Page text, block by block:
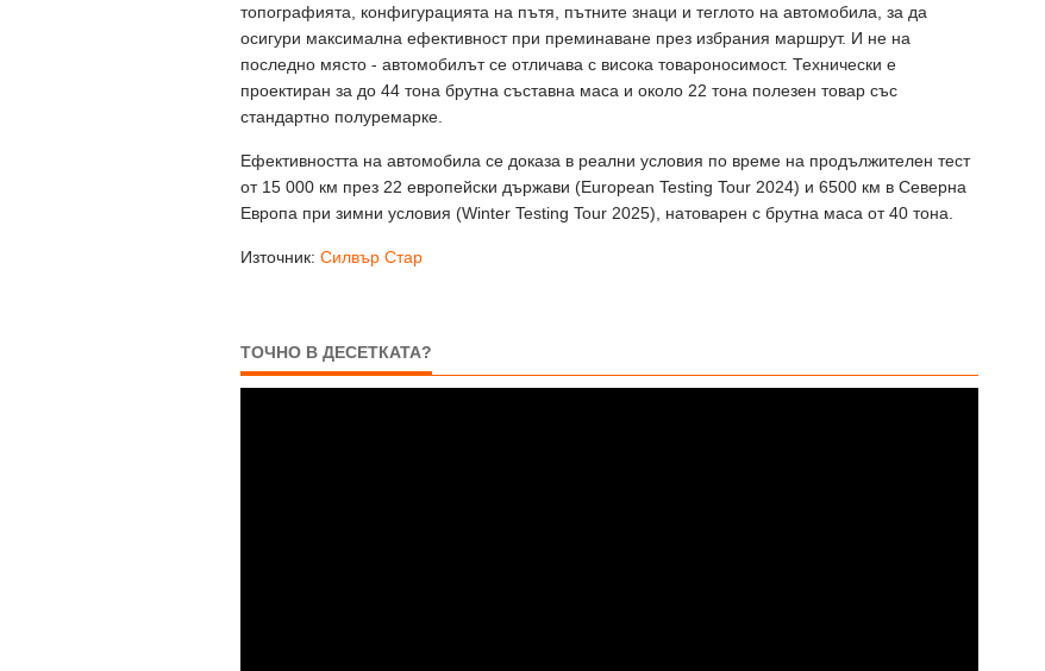
топографията, конфигурацията на пътя, пътните знаци и теглото на автомобила, за да
осигури максимална ефективност при преминаване през избрания маршрут. И не на
последно място - автомобилът се отличава с висока товароносимост. Технически е
проектиран за до 44 тона брутна съставна маса и около 22 тона полезен товар със
стандартно полуремарке.
Ефективността на автомобила се доказа в реални условия по време на продължителен тест
от 15 000 км през 22 европейски държави (European Testing Tour 2024) и 6500 км в Северна
Европа при зимни условия (Winter Testing Tour 2025), натоварен с брутна маса от 40 тона.
Източник: Силвър Стар
ТОЧНО В ДЕСЕТКАТА?